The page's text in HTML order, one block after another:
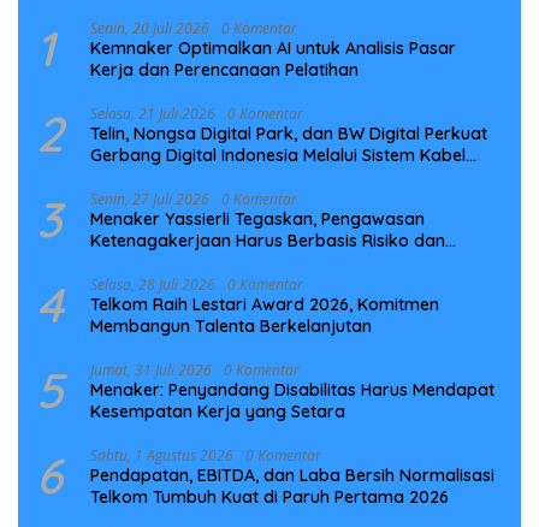
1 Senin, 20 Juli 2026 0 Komentar
Kemnaker Optimalkan AI untuk Analisis Pasar
Kerja dan Perencanaan Pelatihan
2 Selasa, 21 Juli 2026 0 Komentar
Telin, Nongsa Digital Park, dan BW Digital Perkuat
Gerbang Digital Indonesia Melalui Sistem Kabel
3 Senin, 27 Juli 2026 0 Komentar
Menaker Yassierli Tegaskan, Pengawasan
Ketenagakerjaan Harus Berbasis Risiko dan
4 Selasa, 28 Juli 2026 0 Komentar
Telkom Raih Lestari Award 2026, Komitmen
Membangun Talenta Berkelanjutan
5 Jumat, 31 Juli 2026 0 Komentar
Menaker: Penyandang Disabilitas Harus Mendapat
Kesempatan Kerja yang Setara
6 Sabtu, 1 Agustus 2026 0 Komentar
Pendapatan, EBITDA, dan Laba Bersih Normalisasi
Telkom Tumbuh Kuat di Paruh Pertama 2026